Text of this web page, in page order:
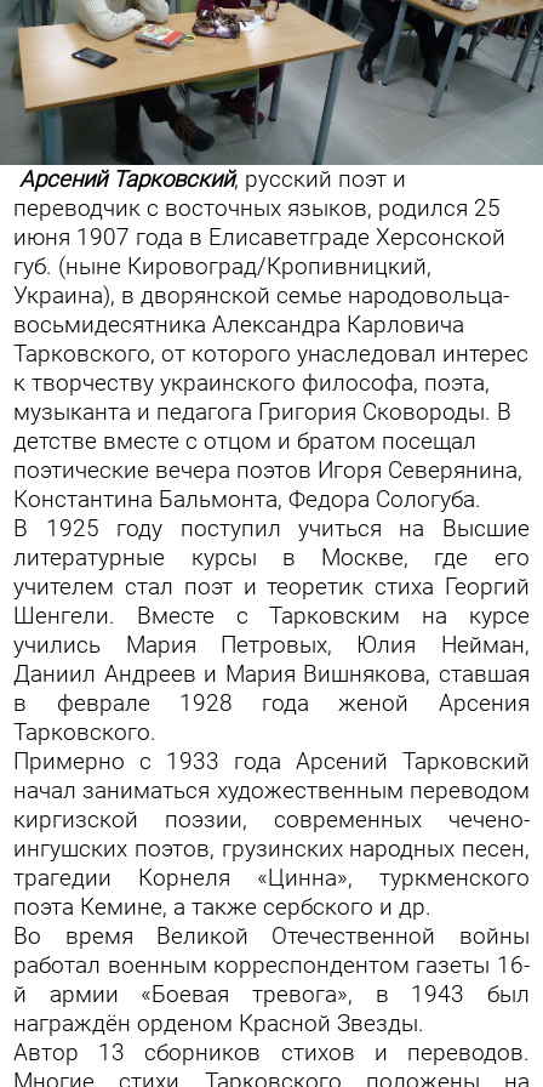
Арсений Тарковский, русский поэт и
переводчик с восточных языков, родился 25
июня 1907 года в Елисаветграде Херсонской
губ. (ныне Кировоград/Кропивницкий,
Украина), в дворянской семье народовольца-
восьмидесятника Александра Карловича
Тарковского, от которого унаследовал интерес
к творчеству украинского философа, поэта,
музыканта и педагога Григория Сковороды. В
детстве вместе с отцом и братом посещал
поэтические вечера поэтов Игоря Северянина,
Константина Бальмонта, Федора Сологуба.
В 1925 году поступил учиться на Высшие
литературные курсы в Москве, где его
учителем стал поэт и теоретик стиха Георгий
Шенгели. Вместе с Тарковским на курсе
учились Мария Петровых, Юлия Нейман,
Даниил Андреев и Мария Вишнякова, ставшая
в феврале 1928 года женой Арсения
Тарковского.
Примерно с 1933 года Арсений Тарковский
начал заниматься художественным переводом
киргизской поэзии, современных чечено-
ингушских поэтов, грузинских народных песен,
трагедии Корнеля «Цинна», туркменского
поэта Кемине, а также сербского и др.
Во время Великой Отечественной войны
работал военным корреспондентом газеты 16-
й армии «Боевая тревога», в 1943 был
награждён орденом Красной Звезды.
Автор 13 сборников стихов и переводов.